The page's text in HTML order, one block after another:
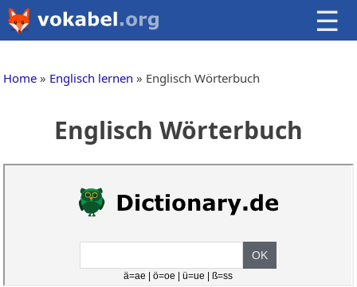
☰
Home Englisch lernen Englisch Wörterbuch
Englisch Wörterbuch